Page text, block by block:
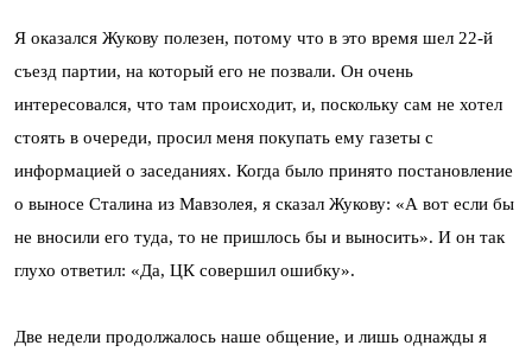
Я оказался Жукову полезен, потому что в это время шел 22-й
съезд партии, на который его не позвали. Он очень
интересовался, что там происходит, и, поскольку сам не хотел
стоять в очереди, просил меня покупать ему газеты с
информацией о заседаниях. Когда было принято постановление
о выносе Сталина из Мавзолея, я сказал Жукову: «А вот если бы
не вносили его туда, то не пришлось бы и выносить». И он так
глухо ответил: «Да, ЦК совершил ошибку».
Две недели продолжалось наше общение, и лишь однажды я